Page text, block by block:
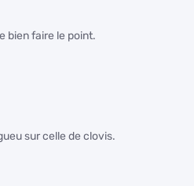
bien faire le point.
sur celle de clovis.